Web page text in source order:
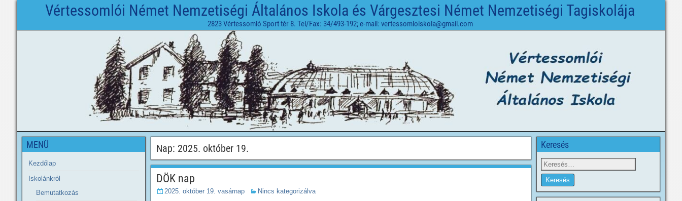
Vértessomlói Német Nemzetiségi Általános Iskola és Várgesztesi Német Nemzetiségi Tagiskolája
2823 Vértessomló Sport tér 8. Tel/Fax: 34/493-192; e-mail: vertessomloiskola@gmail.com
Nap: 2025. október 19.
DÖK nap
2025. október 19. vasárnap Nincs kategorizálva
MENÜ
Kezdőlap
Iskolánkról
Bemutatkozás
Keresés